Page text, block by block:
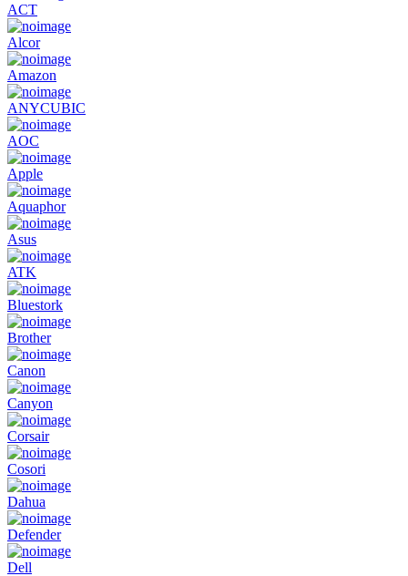
ACT
Alcor
Amazon
ANYCUBIC
AOC
Apple
Aquaphor
Asus
ATK
Bluestork
Brother
Canon
Canyon
Corsair
Cosori
Dahua
Defender
Dell